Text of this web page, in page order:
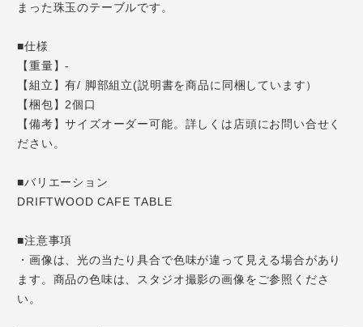
まった珠玉のテーブルです。
■仕様
【重量】-
【組立】有/ 脚部組立(説明書を商品に同梱しています）
【梱包】2個口
【備考】サイズオーダー可能。詳しくは店頭にお問い合せく
ださい。
■バリエーション
DRIFTWOOD CAFE TABLE
■注意事項
・画像は、光の当たり具合で色味が違って見える場合があり
ます。商品の色味は、スタジオ撮影の画像をご参照くださ
い。